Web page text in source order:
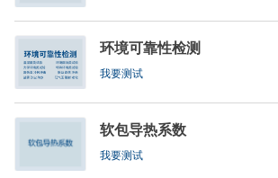
环境可靠性检测
我要测试
软包导热系数
我要测试